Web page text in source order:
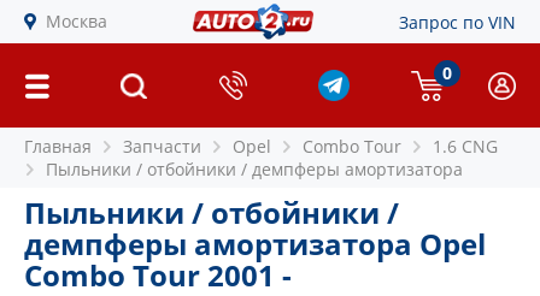
Москва Запрос по VIN
0
Главная Запчасти Opel Combo Tour
1.6 CNG
Пыльники / отбойники / демпферы амортизатора
Пыльники / отбойники /
демпферы амортизатора Opel
Combo Tour 2001 -